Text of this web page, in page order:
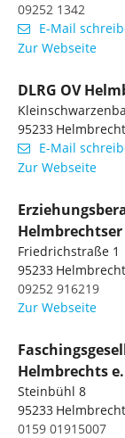
09252 1342
E-Mail
Zur Webseite
DLRG OV
95233
E-Mail
Zur Webseite
Helmbrechtser
Friedrichstraße 1
95233
09252 916219
Zur Webseite
Helmbrechts e.
Steinbühl 8
95233
0159 01915007